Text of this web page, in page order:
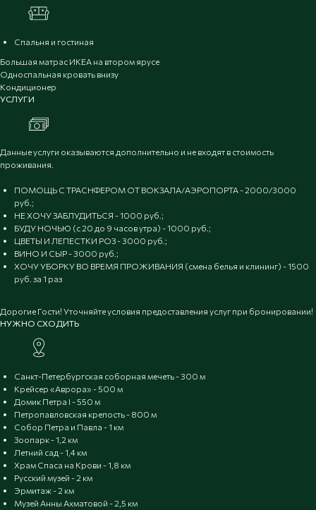
Спальня и гостиная
Большая матрас ИКЕА на втором ярусе
Односпальная кровать внизу
Кондиционер
УСЛУГИ
Данные услуги оказываются дополнительно и не входят в стоимость
проживания.
ПОМОЩЬ С ТРАСНФЕРОМ ОТ ВОКЗАЛА/АЭРОПОРТА - 2000/3000
руб.;
НЕ ХОЧУ ЗАБЛУДИТЬСЯ - 1000 руб.;
БУДУ НОЧЬЮ (с 20 до 9 часов утра) - 1000 руб.;
ЦВЕТЫ И ЛЕПЕСТКИ РОЗ - 3000 руб.;
ВИНО И СЫР - 3000 руб.;
ХОЧУ УБОРКУ ВО ВРЕМЯ ПРОЖИВАНИЯ (смена белья и клининг) - 1500
руб. за 1 раз
Дорогие Гости! Уточняйте условия предоставления услуг при бронировании!
НУЖНО СХОДИТЬ
Санкт-Петербургская соборная мечеть - 300 м
Крейсер «Аврора» - 500 м
Домик Петра I - 550 м
Петропавловская крепость - 800 м
Собор Петра и Павла - 1 км
Зоопарк - 1,2 км
Летний сад - 1,4 км
Храм Спаса на Крови - 1,8 км
Русский музей - 2 км
Эрмитаж - 2 км
Музей Анны Ахматовой - 2,5 км